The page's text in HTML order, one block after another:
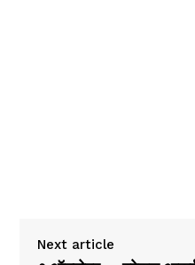
Next article